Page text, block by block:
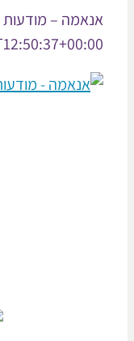
– מודעות עצמית